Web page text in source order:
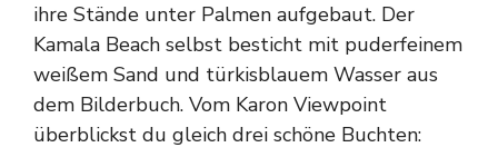
ihre Stände unter Palmen aufgebaut. Der
Kamala Beach selbst besticht mit puderfeinem
weißem Sand und türkisblauem Wasser aus
dem Bilderbuch. Vom Karon Viewpoint
überblickst du gleich drei schöne Buchten: